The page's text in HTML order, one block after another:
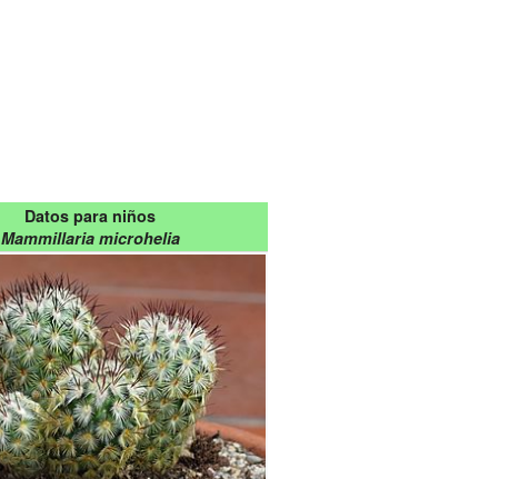
Datos para niños
Mammillaria microhelia